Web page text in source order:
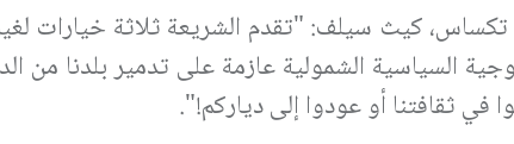
كيث سيلف: "تقدم الشريعة ثلاثة خيارات
السياسية الشمولية عازمة على تدمير بلدنا من
في ثقافتنا أو عودوا إلى دياركم!".